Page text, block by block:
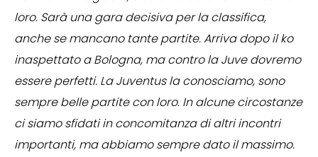
loro. Sarà una gara decisiva per la classifica,
anche se mancano tante partite. Arriva dopo il ko
inaspettato a Bologna, ma contro la Juve dovremo
essere perfetti. La Juventus la conosciamo, sono
sempre belle partite con loro. In alcune circostanze
ci siamo sfidati in concomitanza di altri incontri
importanti, ma abbiamo sempre dato il massimo.